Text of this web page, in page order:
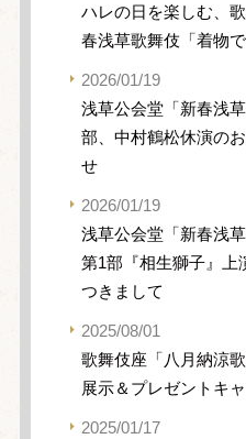
ハレの日を楽しむ、
春浅草歌舞伎「着物で
2026/01/19
浅草公会堂「新春浅
部、中村鶴松休演の
せ
2026/01/19
浅草公会堂「新春浅
第1部『相生獅子』上
つきまして
2025/08/01
歌舞伎座「八月納涼
展示＆プレゼントキ
2025/01/17